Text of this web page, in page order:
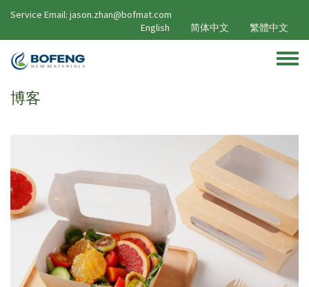
Service Email: jason.zhan@bofmat.com
English
简体中文 繁體中文
Toggle
博客